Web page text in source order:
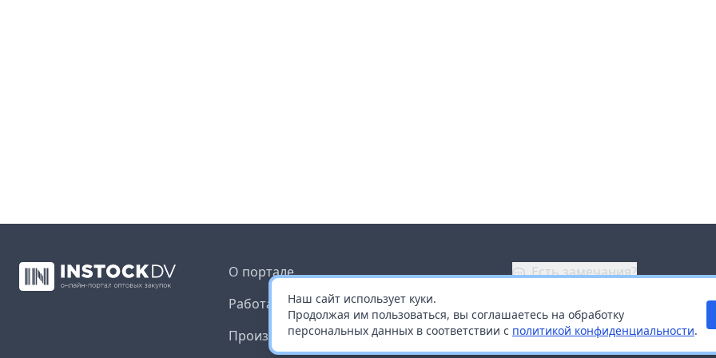
Наш сайт использует куки.
Продолжая им пользоваться, вы соглашаетесь на обработку
персональных данных в соответствии с политикой конфиденциальности.
О портале
Работа с платформой
Производителям и дистрибьюторам
Есть замечания?
Заказать звонок